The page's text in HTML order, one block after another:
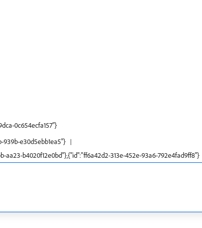
0c654ecfa157"}
939b-e30d5ebb1ea5"}
aa23-b4020f12e0bd"},{"id":"ff6a42d2-313e-452e-93a6-792e4fad9ff8"}